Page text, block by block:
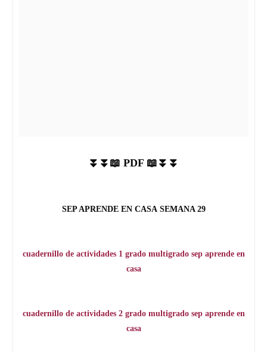
⏬⏬📖 PDF 📖⏬⏬
SEP APRENDE EN CASA SEMANA 29
cuadernillo de actividades 1 grado multigrado sep aprende en
casa
cuadernillo de actividades 2 grado multigrado sep aprende en
casa